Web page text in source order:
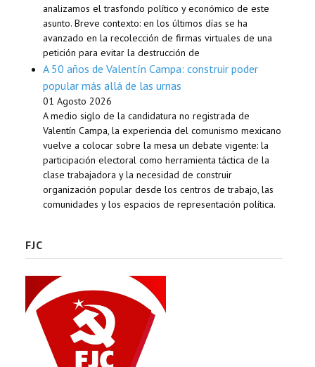
analizamos el trasfondo político y económico de este
asunto. Breve contexto: en los últimos días se ha
avanzado en la recolección de firmas virtuales de una
petición para evitar la destrucción de
A 50 años de Valentín Campa: construir poder
popular más allá de las urnas
01 Agosto 2026
A medio siglo de la candidatura no registrada de
Valentín Campa, la experiencia del comunismo mexicano
vuelve a colocar sobre la mesa un debate vigente: la
participación electoral como herramienta táctica de la
clase trabajadora y la necesidad de construir
organización popular desde los centros de trabajo, las
comunidades y los espacios de representación política.
FJC